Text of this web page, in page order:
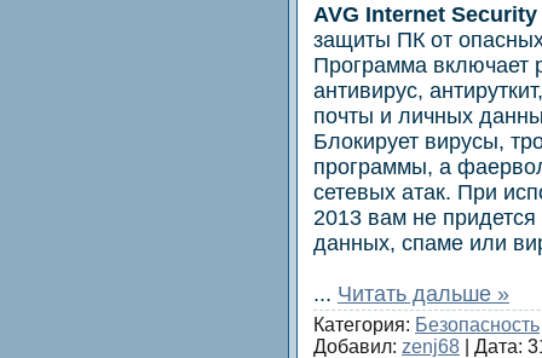
AVG Internet Security
защиты ПК от
Программа включает
антивирус,
почты и личных
Блокирует вирусы,
программы, а
сетевых атак. При
2013 вам не
данных, спаме или
... Читать дальше »
Категория: Безопасность
Добавил: zenj68 | Дата: